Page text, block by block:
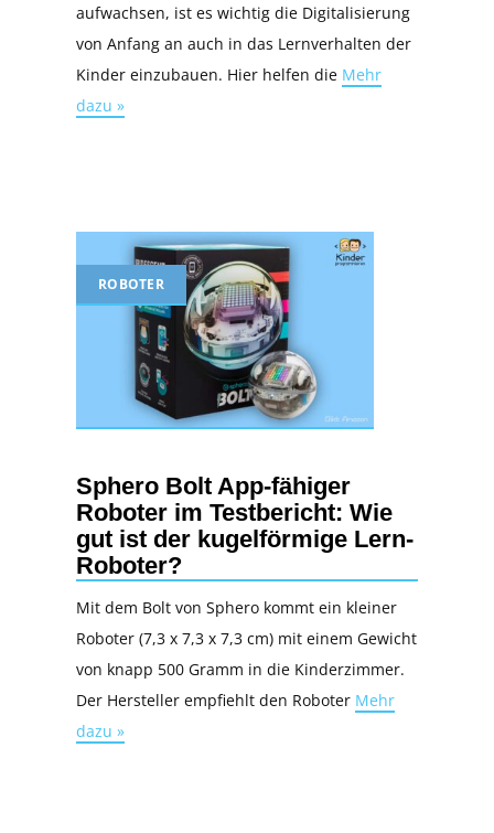
aufwachsen, ist es wichtig die Digitalisierung
von Anfang an auch in das Lernverhalten der
Kinder einzubauen. Hier helfen die Mehr
dazu »
ROBOTER
Sphero Bolt App-fähiger
Roboter im Testbericht: Wie
gut ist der kugelförmige Lern-
Roboter?
Mit dem Bolt von Sphero kommt ein kleiner
Roboter (7,3 x 7,3 x 7,3 cm) mit einem Gewicht
von knapp 500 Gramm in die Kinderzimmer.
Der Hersteller empfiehlt den Roboter Mehr
dazu »